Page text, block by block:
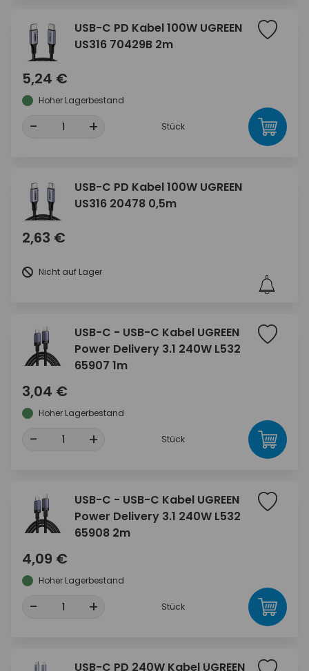
USB-C PD Kabel 100W UGREEN
US316 70429B 2m
5,24 €
Hoher Lagerbestand
- + Stück
USB-C PD Kabel 100W UGREEN
US316 20478 0,5m
2,63 €
Nicht auf Lager
USB-C - USB-C Kabel UGREEN
Power Delivery 3.1 240W L532
65907 1m
3,04 €
Hoher Lagerbestand
- + Stück
USB-C - USB-C Kabel UGREEN
Power Delivery 3.1 240W L532
65908 2m
4,09 €
Hoher Lagerbestand
- + Stück
USB-C PD 240W Kabel UGREEN